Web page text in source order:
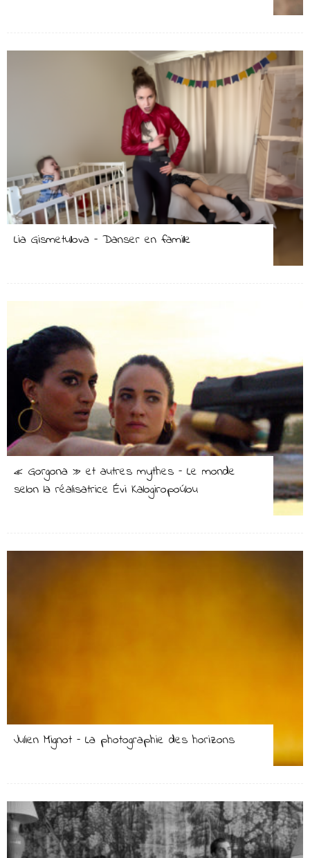
Lia Gismetullova – Danser en famille
« Gorgona » et autres mythes – Le monde
selon la réalisatrice Évi Kalogiropoúlou
Julien Mignot – La photographie des horizons